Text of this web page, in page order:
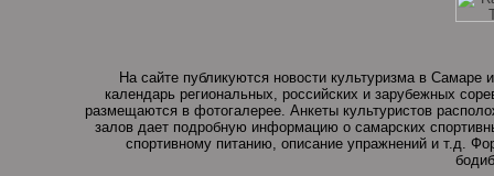
На сайте публикуются новости культуризма в
календарь региональных, российских и зарубежных
размещаются в фотогалерее. Анкеты культуристов
залов дает подробную информацию о самарских
спортивному питанию, описание упражнений и т.д.